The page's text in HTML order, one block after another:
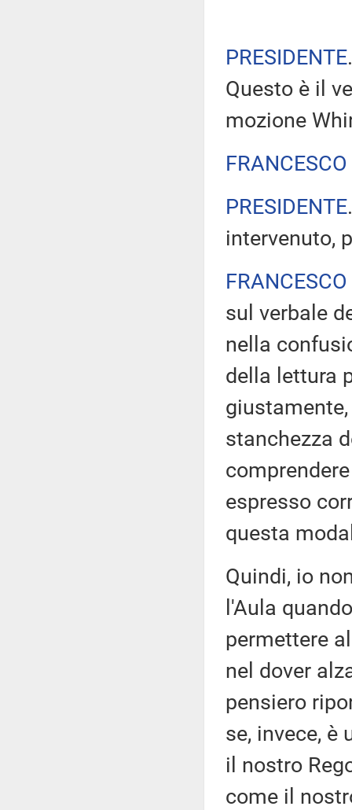
PRESIDENTE
Questo è il
mozione
PRESIDENTE
intervenuto,
sul verbale
nella
della lettura
stanchezza
espresso
questa
Quindi, io
l'Aula
permettere
nel dover
pensiero
se, invece, è
il nostro
come il